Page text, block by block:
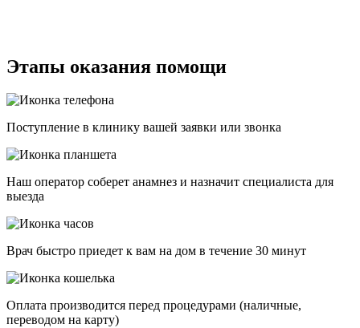
Этапы оказания помощи
Поступление в клинику вашей заявки или звонка
Наш оператор соберет анамнез и назначит специалиста для
выезда
Врач быстро приедет к вам на дом в течение 30 минут
Оплата производится перед процедурами (наличные,
переводом на карту)